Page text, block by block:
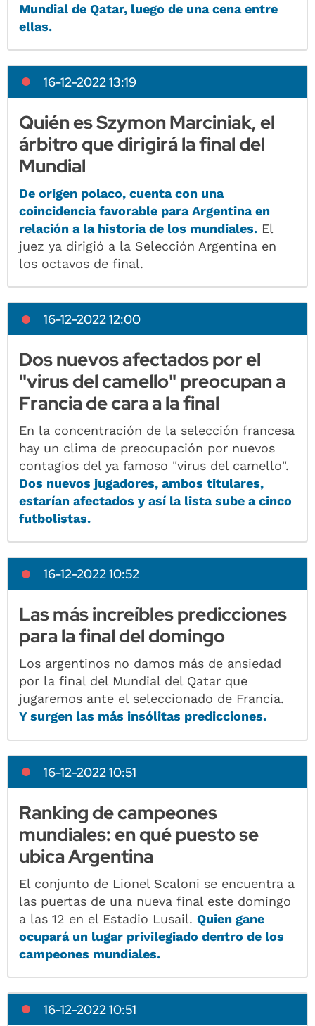
Mundial de Qatar, luego de una cena entre
ellas.
16-12-2022 13:19
Quién es Szymon Marciniak, el
árbitro que dirigirá la final del
Mundial
De origen polaco, cuenta con una
coincidencia favorable para Argentina en
relación a la historia de los mundiales. El
juez ya dirigió a la Selección Argentina en
los octavos de final.
16-12-2022 12:00
Dos nuevos afectados por el
"virus del camello" preocupan a
Francia de cara a la final
En la concentración de la selección francesa
hay un clima de preocupación por nuevos
contagios del ya famoso "virus del camello".
Dos nuevos jugadores, ambos titulares,
estarían afectados y así la lista sube a cinco
futbolistas.
16-12-2022 10:52
Las más increíbles predicciones
para la final del domingo
Los argentinos no damos más de ansiedad
por la final del Mundial del Qatar que
jugaremos ante el seleccionado de Francia.
Y surgen las más insólitas predicciones.
16-12-2022 10:51
Ranking de campeones
mundiales: en qué puesto se
ubica Argentina
El conjunto de Lionel Scaloni se encuentra a
las puertas de una nueva final este domingo
a las 12 en el Estadio Lusail.Quien gane
ocupará un lugar privilegiado dentro de los
campeones mundiales.
16-12-2022 10:51